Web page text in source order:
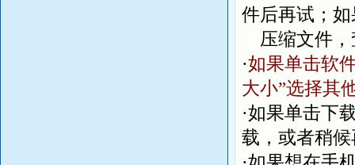
批量打
手机/
打印店
多网络
不在一
办公环
家庭/个
系统
相关数
件后再试；
压缩文件，
·如果单击软
大小”选择其
·如果单击下
载，或者稍